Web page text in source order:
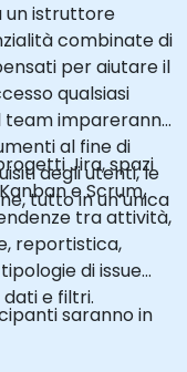
un istruttore
combinate di
per aiutare il
qualsiasi
impareranno
al fine di
degli utenti, le
tutto in un’unica
Jira, spazi
e Scrum,
tra attività,
reportistica,
di issue
e filtri.
saranno in